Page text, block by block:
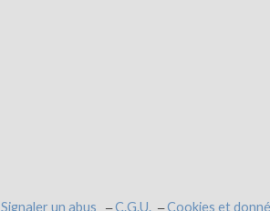
Signaler un abus C.G.U. Cookies et